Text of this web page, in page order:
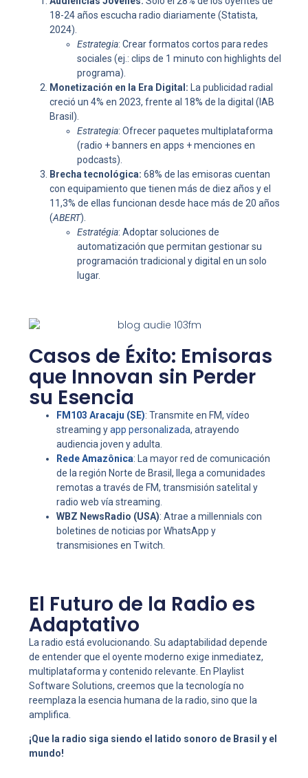
18-24 años escucha radio diariamente (Statista,
2024).
Estrategia: Crear formatos cortos para redes
sociales (ej.: clips de 1 minuto con highlights del
programa).
Monetización en la Era Digital: La publicidad radial
creció un 4% en 2023, frente al 18% de la digital (IAB
Brasil).
Estrategia: Ofrecer paquetes multiplataforma
(radio + banners en apps + menciones en
podcasts).
Brecha tecnológica: 68% de las emisoras cuentan
con equipamiento que tienen más de diez años y el
11,3% de ellas funcionan desde hace más de 20 años
(ABERT).
Estratégia: Adoptar soluciones de
automatización que permitan gestionar su
programación tradicional y digital en un solo
lugar.
Casos de Éxito: Emisoras
que Innovan sin Perder
su Esencia
FM103 Aracaju (SE): Transmite en FM, vídeo
streaming yapp personalizada, atrayendo
audiencia joven y adulta
Rede Amazônica: La mayor red de comunicación
de la región Norte de Brasil, llega a comunidades
remotas a través de FM, transmisión satelital y
radio web vía streaming.
WBZ NewsRadio (USA): Atrae a millennials con
boletines de noticias por WhatsApp y
transmisiones en Twitch.
El Futuro de la Radio es
Adaptativo
La radio está evolucionando. Su adaptabilidad depende
de entender que el oyente moderno exige inmediatez,
multiplataforma y contenido relevante. En Playlist
Software Solutions, creemos que la tecnología no
reemplaza la esencia humana de la radio, sino que la
amplifica.
¡Que la radio siga siendo el latido sonoro de Brasil y el
mundo!